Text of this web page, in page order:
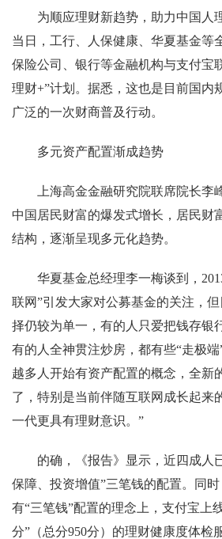
为顺应理财新趋势，助力中国人
当日，工行、人保健康、华夏基金等
保险公司、银行等金融机构与支付宝
理财+”计划。据悉，这也是目前国内
广泛的一次财商普及行动。
多元资产配置渐成趋势
上海高金金融研究院联席院长李
中国居民财富的爆发式增长，居民财
结构，逐渐呈现多元化趋势。
华夏基金总经理李一梅谈到，
联网”引发大家对公募基金的关注，
择仍较为单一，有的人只爱把钱存银
有的人全神贯注炒房，都有些“走极
越多人开始有资产配置的概念，全新
了，特别是当前伴随互联网成长起来
一代更具有理财意识。”
的确，《报告》显示，近四成人
保障、投资增值”三笔钱的配置。同
有“三笔钱”配置的理念上，支付宝上
分”（总分950分）的理财健康度体检